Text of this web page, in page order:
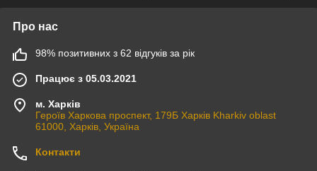
Про нас
98% позитивних з 62 відгуків за рік
Працює з 05.03.2021
м. Харків
Героїв Харкова проспект, 179Б Харків Kharkiv oblast
61000, Харків, Україна
Контакти